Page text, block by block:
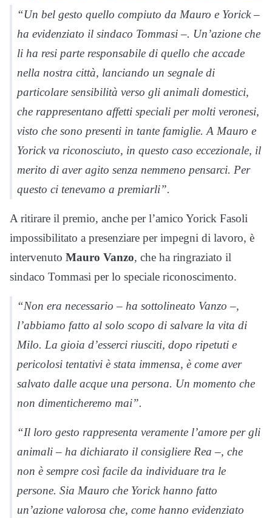
“Un bel gesto quello compiuto da Mauro e Yorick –
ha evidenziato il sindaco Tommasi –. Un’azione che
li ha resi parte responsabile di quello che accade
nella nostra città, lanciando un segnale di
particolare sensibilità verso gli animali domestici,
che rappresentano affetti speciali per molti veronesi,
visto che sono presenti in tante famiglie. A Mauro e
Yorick va riconosciuto, in questo caso eccezionale, il
merito di aver agito senza nemmeno pensarci. Per
questo ci tenevamo a premiarli”.
A ritirare il premio, anche per l’amico Yorick Fasoli
impossibilitato a presenziare per impegni di lavoro, è
intervenuto Mauro Vanzo, che ha ringraziato il
sindaco Tommasi per lo speciale riconoscimento.
“Non era necessario – ha sottolineato Vanzo –,
l’abbiamo fatto al solo scopo di salvare la vita di
Milo. La gioia d’esserci riusciti, dopo ripetuti e
pericolosi tentativi è stata immensa, è come aver
salvato dalle acque una persona. Un momento che
non dimenticheremo mai”.
“Il loro gesto rappresenta veramente l’amore per gli
animali – ha dichiarato il consigliere Rea –, che
non è sempre così facile da individuare tra le
persone. Sia Mauro che Yorick hanno fatto
un’azione valorosa che, come hanno evidenziato